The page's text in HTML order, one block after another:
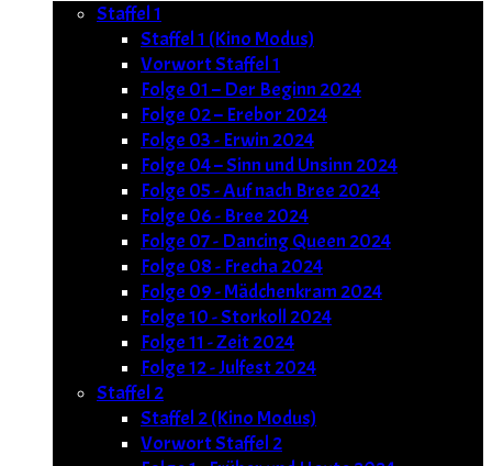
Staffel 1
Staffel 1 (Kino Modus)
Vorwort Staffel 1
Folge 01 – Der Beginn 2024
Folge 02 – Erebor 2024
Folge 03 - Erwin 2024
Folge 04 – Sinn und Unsinn 2024
Folge 05 - Auf nach Bree 2024
Folge 06 - Bree 2024
Folge 07 - Dancing Queen 2024
Folge 08 - Frecha 2024
Folge 09 - Mädchenkram 2024
Folge 10 - Storkoll 2024
Folge 11 - Zeit 2024
Folge 12 - Julfest 2024
Staffel 2
Staffel 2 (Kino Modus)
Vorwort Staffel 2